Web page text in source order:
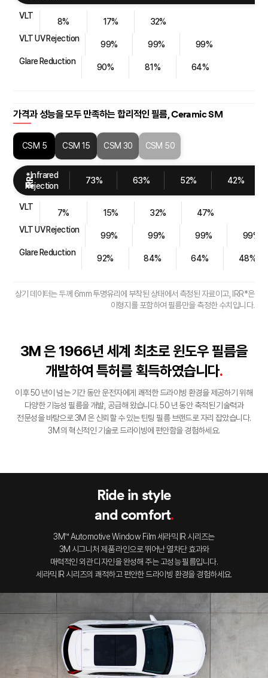
VLT
8% 17%
32%
VLT UV Rejection
99% 99%
99%
Glare Reduction
90% 81% 64%
가격과 성능을 모두 만족하는 합리적인 필름,Ceramic SM
CSM 5 CSM 15 CSM 30 CSM 50
IRR*Infrared
Rejection
73% 63% 52% 42%
VLT
7% 15% 32%
47%
VLT UV Rejection
99% 99% 99%
99%
Glare Reduction
92% 84% 64% 48%
상기 데이터는 두께 6mm 투명유리에 부착된 상태에서 측정된 자료이고, IRR*은
이형지를 포함하여 필름만을 측정한 수치입니다.
3M 은 1966년 세계 최초로 윈도우 필름을
개발하여 특허를 획득하였습니다.
이후 50 년이 넘는 기간 동안 운전자에게 쾌적한 드라이빙 환경을 제공하기 위해
다양한 기능성 필름을 개발, 공급해 왔습니다. 50 년 동안 축적된 기술력과
전문성을 바탕으로 3M 은 신뢰할 수 있는틴팅 필름 브랜드로 자리 잡았습니다.
3M 의 혁신적인 기술로 드라이빙에 편안함을 경험하세요.
Ride in style
and comfort.
3M™ Automotive Window Film 세라믹 IR 시리즈는
3M 시그니처 제품 라인으로 뛰어난 열차단 효과와
매력적인 외관 디자인을 완성해 주는 고성능 필름입니다.
세라믹 IR 시리즈의 쾌적하고 편안한 드라이빙 환경을 경험하세요.